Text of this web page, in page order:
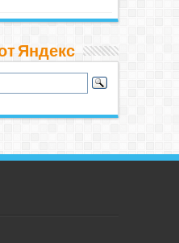
Яндекс